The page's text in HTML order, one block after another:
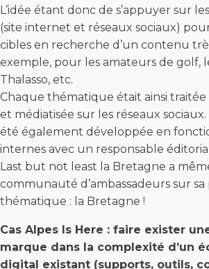
L’idée étant donc de s’appuyer sur
(site internet et réseaux sociaux) pour
cibles en recherche d’un contenu
exemple, pour les amateurs de golf,
Thalasso, etc.
Chaque thématique était ainsi traitée
et médiatisée sur les réseaux
été également développée en
internes avec un responsable
Last but not least la Bretagne a
communauté d’ambassadeurs sur
thématique : la Bretagne !
Cas Alpes Is Here : faire exister
marque dans la complexité d’un
digital existant (supports, outils,